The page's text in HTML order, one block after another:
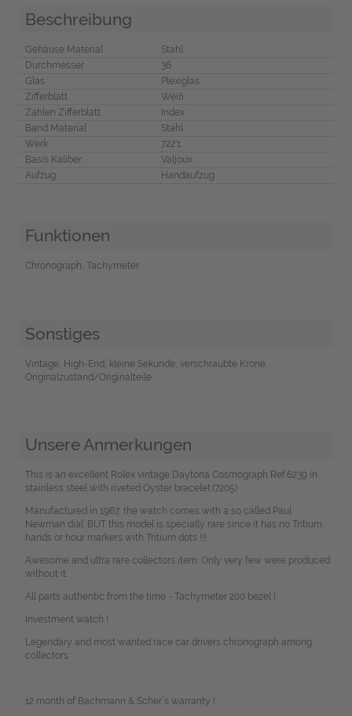
Beschreibung
Gehäuse Material
Stahl
Durchmesser
36
Glas
Plexiglas
Zifferblatt
Weiß
Zahlen Zifferblatt
Index
Band Material
Stahl
Werk
722'1
Basis Kaliber
Valjoux
Aufzug
Handaufzug
Funktionen
Chronograph, Tachymeter
Sonstiges
Vintage, High-End, kleine Sekunde, verschraubte Krone,
Originalzustand/Originalteile
Unsere Anmerkungen
This is an excellent Rolex vintage Daytona Cosmograph Ref.6239 in
stainless steel with riveted Oyster bracelet.(7205)
Manufactured in 1967, the watch comes with a so called Paul
Newman dial. BUT this model is specially rare since it has no Tritium
hands or hour markers with Tritium dots !!!
Awesome and ultra rare collectors item. Only very few were produced
without it.
All parts authentic from the time - Tachymeter 200 bezel !
Investment watch !
Legendary and most wanted race car drivers chronograph among
collectors.
12 month of Bachmann & Scher´s warranty !